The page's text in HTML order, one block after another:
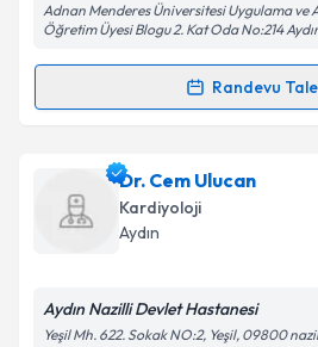
Kişisel verilerimin
'ni okudum ve kişisel
kapsamda işlenmesini
Takvim Talebini
Adnan Menderes Üniversitesi Uygulama ve
Öğretim Üyesi Blogu 2. Kat Oda No:214
Randevu
Randevu Takvimi Talebi
Doç. Dr. Cemil Zencir
oluşturun. Size bu uzmandan
takvim hazırlandığında e-
Dr. Cem Ulucan
Kardiyoloji
Aydın
Aydın Nazilli Devlet Hastanesi
Yeşil Mh. 622. Sokak NO:2, Yeşil, 09800